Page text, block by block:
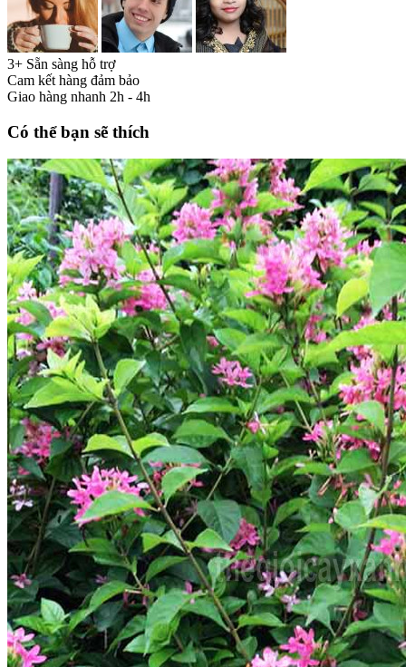
3+ Sẵn sàng hỗ trợ
Cam kết hàng đảm bảo
Giao hàng nhanh 2h - 4h
Có thể bạn sẽ thích